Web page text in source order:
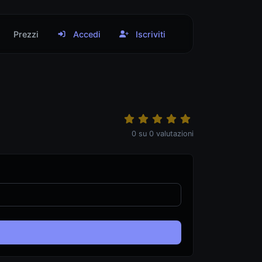
Prezzi Accedi Iscriviti
0 su 0 valutazioni